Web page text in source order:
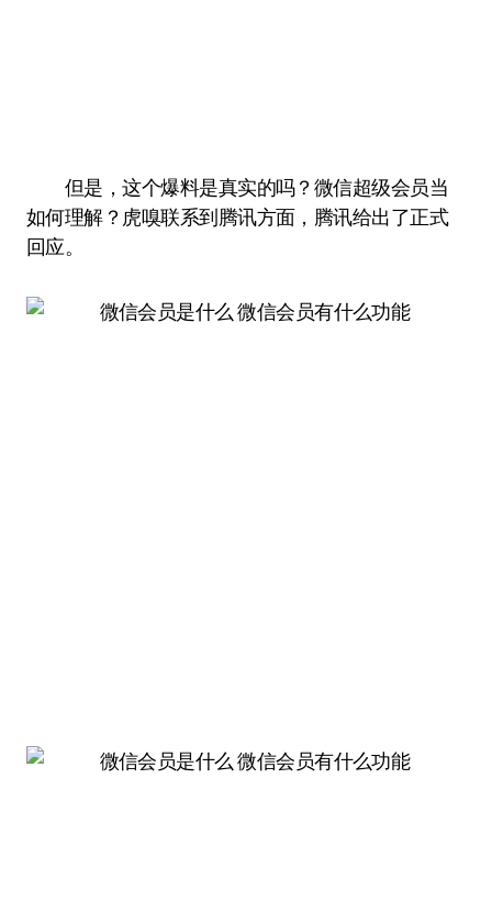
但是，这个爆料是真实的吗？微信超级会员当
如何理解？虎嗅联系到腾讯方面，腾讯给出了正式
回应。